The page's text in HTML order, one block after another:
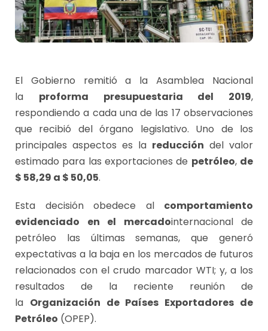
El Gobierno remitió a la Asamblea Nacional
la proforma presupuestaria del 2019,
respondiendo a cada una de las 17 observaciones
que recibió del órgano legislativo. Uno de los
principales aspectos es la reducción del valor
estimado para las exportaciones de petróleo, de
$ 58,29 a $ 50,05.
Esta decisión obedece al comportamiento
evidenciado en el mercadointernacional de
petróleo las últimas semanas, que generó
expectativas a la baja en los mercados de futuros
relacionados con el crudo marcador WTI; y, a los
resultados de la reciente reunión de
la Organización de Países Exportadores de
Petróleo (OPEP).